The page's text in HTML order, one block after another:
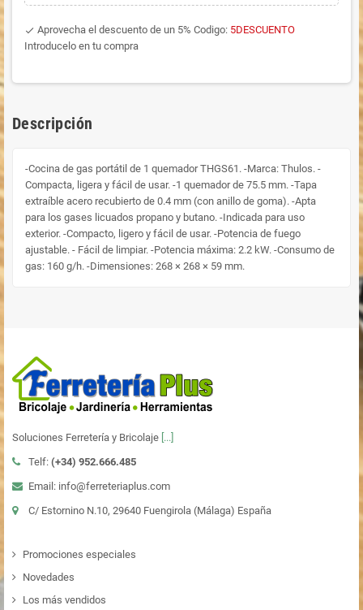
done Aprovecha el descuento de un 5% Codigo: 5DESCUENTO
Introducelo en tu compra
Descripción
-Cocina de gas portátil de 1 quemador THGS61. -Marca: Thulos. -
Compacta, ligera y fácil de usar. -1 quemador de 75.5 mm. -Tapa
extraíble acero recubierto de 0.4 mm (con anillo de goma). -Apta
para los gases licuados propano y butano. -Indicada para uso
exterior. -Compacto, ligero y fácil de usar. -Potencia de fuego
ajustable. - Fácil de limpiar. -Potencia máxima: 2.2 kW. -Consumo de
gas: 160 g/h. -Dimensiones: 268 × 268 × 59 mm.
Soluciones Ferretería y Bricolaje [...]
Telf: (+34) 952.666.485
Email: info@ferreteriaplus.com
C/ Estornino N.10, 29640 Fuengirola (Málaga) España
Promociones especiales
Novedades
Los más vendidos